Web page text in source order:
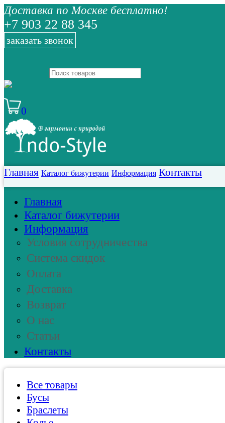
Доставка по Москве бесплатно!
+7 903 22 88 345
заказать звонок
0
Главная Каталог бижутерии Информация Контакты
Главная
Каталог бижутерии
Информация
Условия сотрудничества
Система скидок
Оплата
Доставка
Возврат
О нас
Статьи
Контакты
Все товары
Бусы
Браслеты